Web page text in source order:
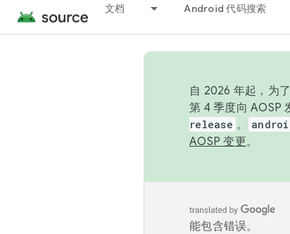
文档 Android 代码搜索
自 2026 年起，为
第 4 季度向 AOSP
release 。
AOSP 变更。
能包含错误。